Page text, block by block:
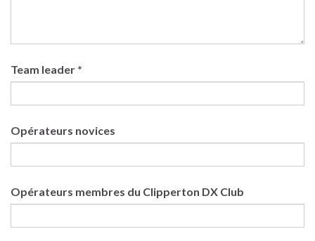
Team leader *
Opérateurs novices
Opérateurs membres du Clipperton DX Club